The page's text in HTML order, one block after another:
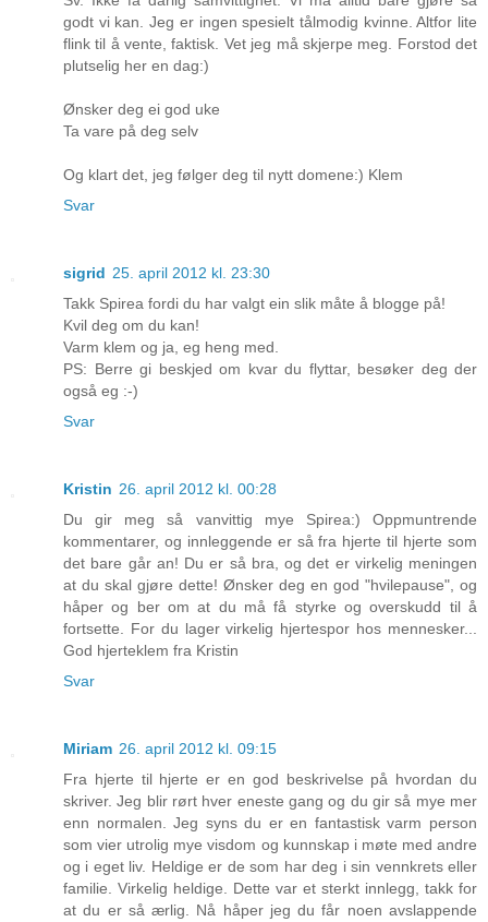
godt vi kan. Jeg er ingen spesielt tålmodig kvinne. Altfor lite
flink til å vente, faktisk. Vet jeg må skjerpe meg. Forstod det
plutselig her en dag:)
Ønsker deg ei god uke
Ta vare på deg selv
Og klart det, jeg følger deg til nytt domene:) Klem
Svar
sigrid 25. april 2012 kl. 23:30
Takk Spirea fordi du har valgt ein slik måte å blogge på!
Kvil deg om du kan!
Varm klem og ja, eg heng med.
PS: Berre gi beskjed om kvar du flyttar, besøker deg der
også eg :-)
Svar
Kristin 26. april 2012 kl. 00:28
Du gir meg så vanvittig mye Spirea:) Oppmuntrende
kommentarer, og innleggende er så fra hjerte til hjerte som
det bare går an! Du er så bra, og det er virkelig meningen
at du skal gjøre dette! Ønsker deg en god "hvilepause", og
håper og ber om at du må få styrke og overskudd til å
fortsette. For du lager virkelig hjertespor hos mennesker...
God hjerteklem fra Kristin
Svar
Miriam 26. april 2012 kl. 09:15
Fra hjerte til hjerte er en god beskrivelse på hvordan du
skriver. Jeg blir rørt hver eneste gang og du gir så mye mer
enn normalen. Jeg syns du er en fantastisk varm person
som vier utrolig mye visdom og kunnskap i møte med andre
og i eget liv. Heldige er de som har deg i sin vennkrets eller
familie. Virkelig heldige. Dette var et sterkt innlegg, takk for
at du er så ærlig. Nå håper jeg du får noen avslappende